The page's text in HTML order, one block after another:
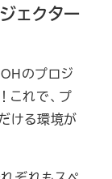
ェクター
のプロジ
これで、プ
ける環境が